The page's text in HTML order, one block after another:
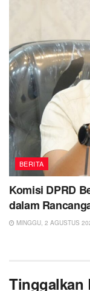
BERITA
Komisi DPRD
dalam
MINGGU, 2 AGUSTUS
Tinggalkan